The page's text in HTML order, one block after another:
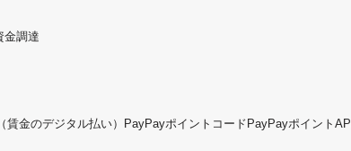
金調達
賃金のデジタル払い） PayPayポイントコード PayPayポイントAPI